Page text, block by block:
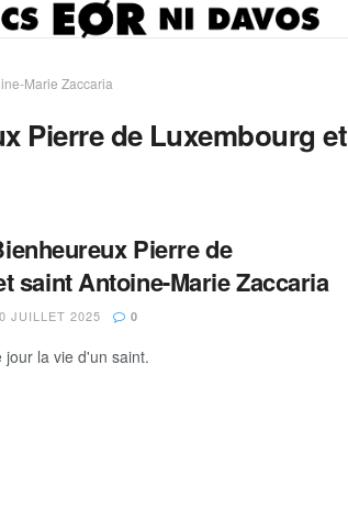
Marie Zaccaria
Pierre de Luxembourg et
Pierre de
saint Antoine-Marie Zaccaria
JUILLET 2025 0
la vie d'un saint.